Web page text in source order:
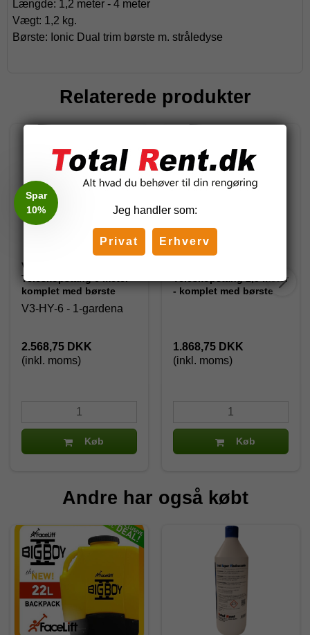
Længde: 1,2 meter - 4 meter
Vægt: 1,2 kg.
Børste: Ionic Dual trim børste m. stråledyse
Relaterede produkter
V3 Hybrid Vandførende
Teleskopstang 6 meter -
komplet med børste
V3-HY-6 - 1-gardena
2.568,75 DKK
(inkl. moms)
Køb
Teleskopstang 2,5 meter
- komplet med børste
1.868,75 DKK
(inkl. moms)
Køb
Andre har også købt
Jeg handler som:
Privat Erhverv
Spar
10%